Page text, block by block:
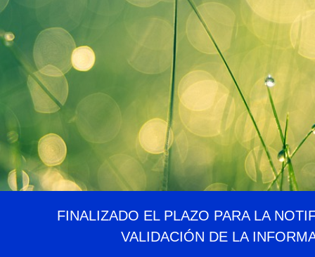
FINALIZADO EL PLAZO PARA LA
VALIDACIÓN DE LA